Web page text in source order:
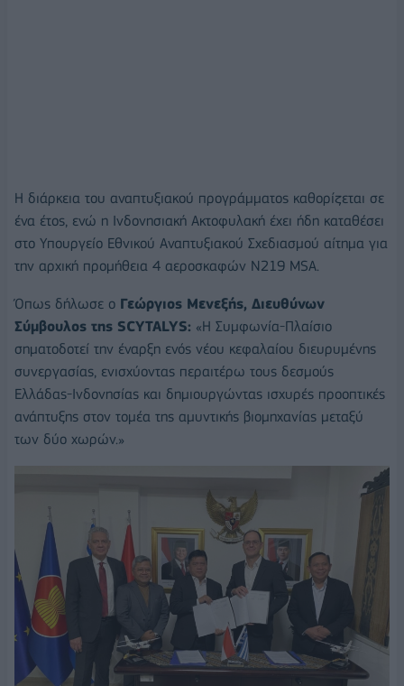
Η διάρκεια του αναπτυξιακού προγράμματος καθορίζεται σε
ένα έτος, ενώ η Ινδονησιακή Ακτοφυλακή έχει ήδη καταθέσει
στο Υπουργείο Εθνικού Αναπτυξιακού Σχεδιασμού αίτημα για
την αρχική προμήθεια 4 αεροσκαφών Ν219 MSA.
Όπως δήλωσε ο Γεώργιος Μενεξής, Διευθύνων
Σύμβουλος της SCYTALYS: «Η Συμφωνία-Πλαίσιο
σηματοδοτεί την έναρξη ενός νέου κεφαλαίου διευρυμένης
συνεργασίας, ενισχύοντας περαιτέρω τους δεσμούς
Ελλάδας-Ινδονησίας και δημιουργώντας ισχυρές προοπτικές
ανάπτυξης στον τομέα της αμυντικής βιομηχανίας μεταξύ
των δύο χωρών.»